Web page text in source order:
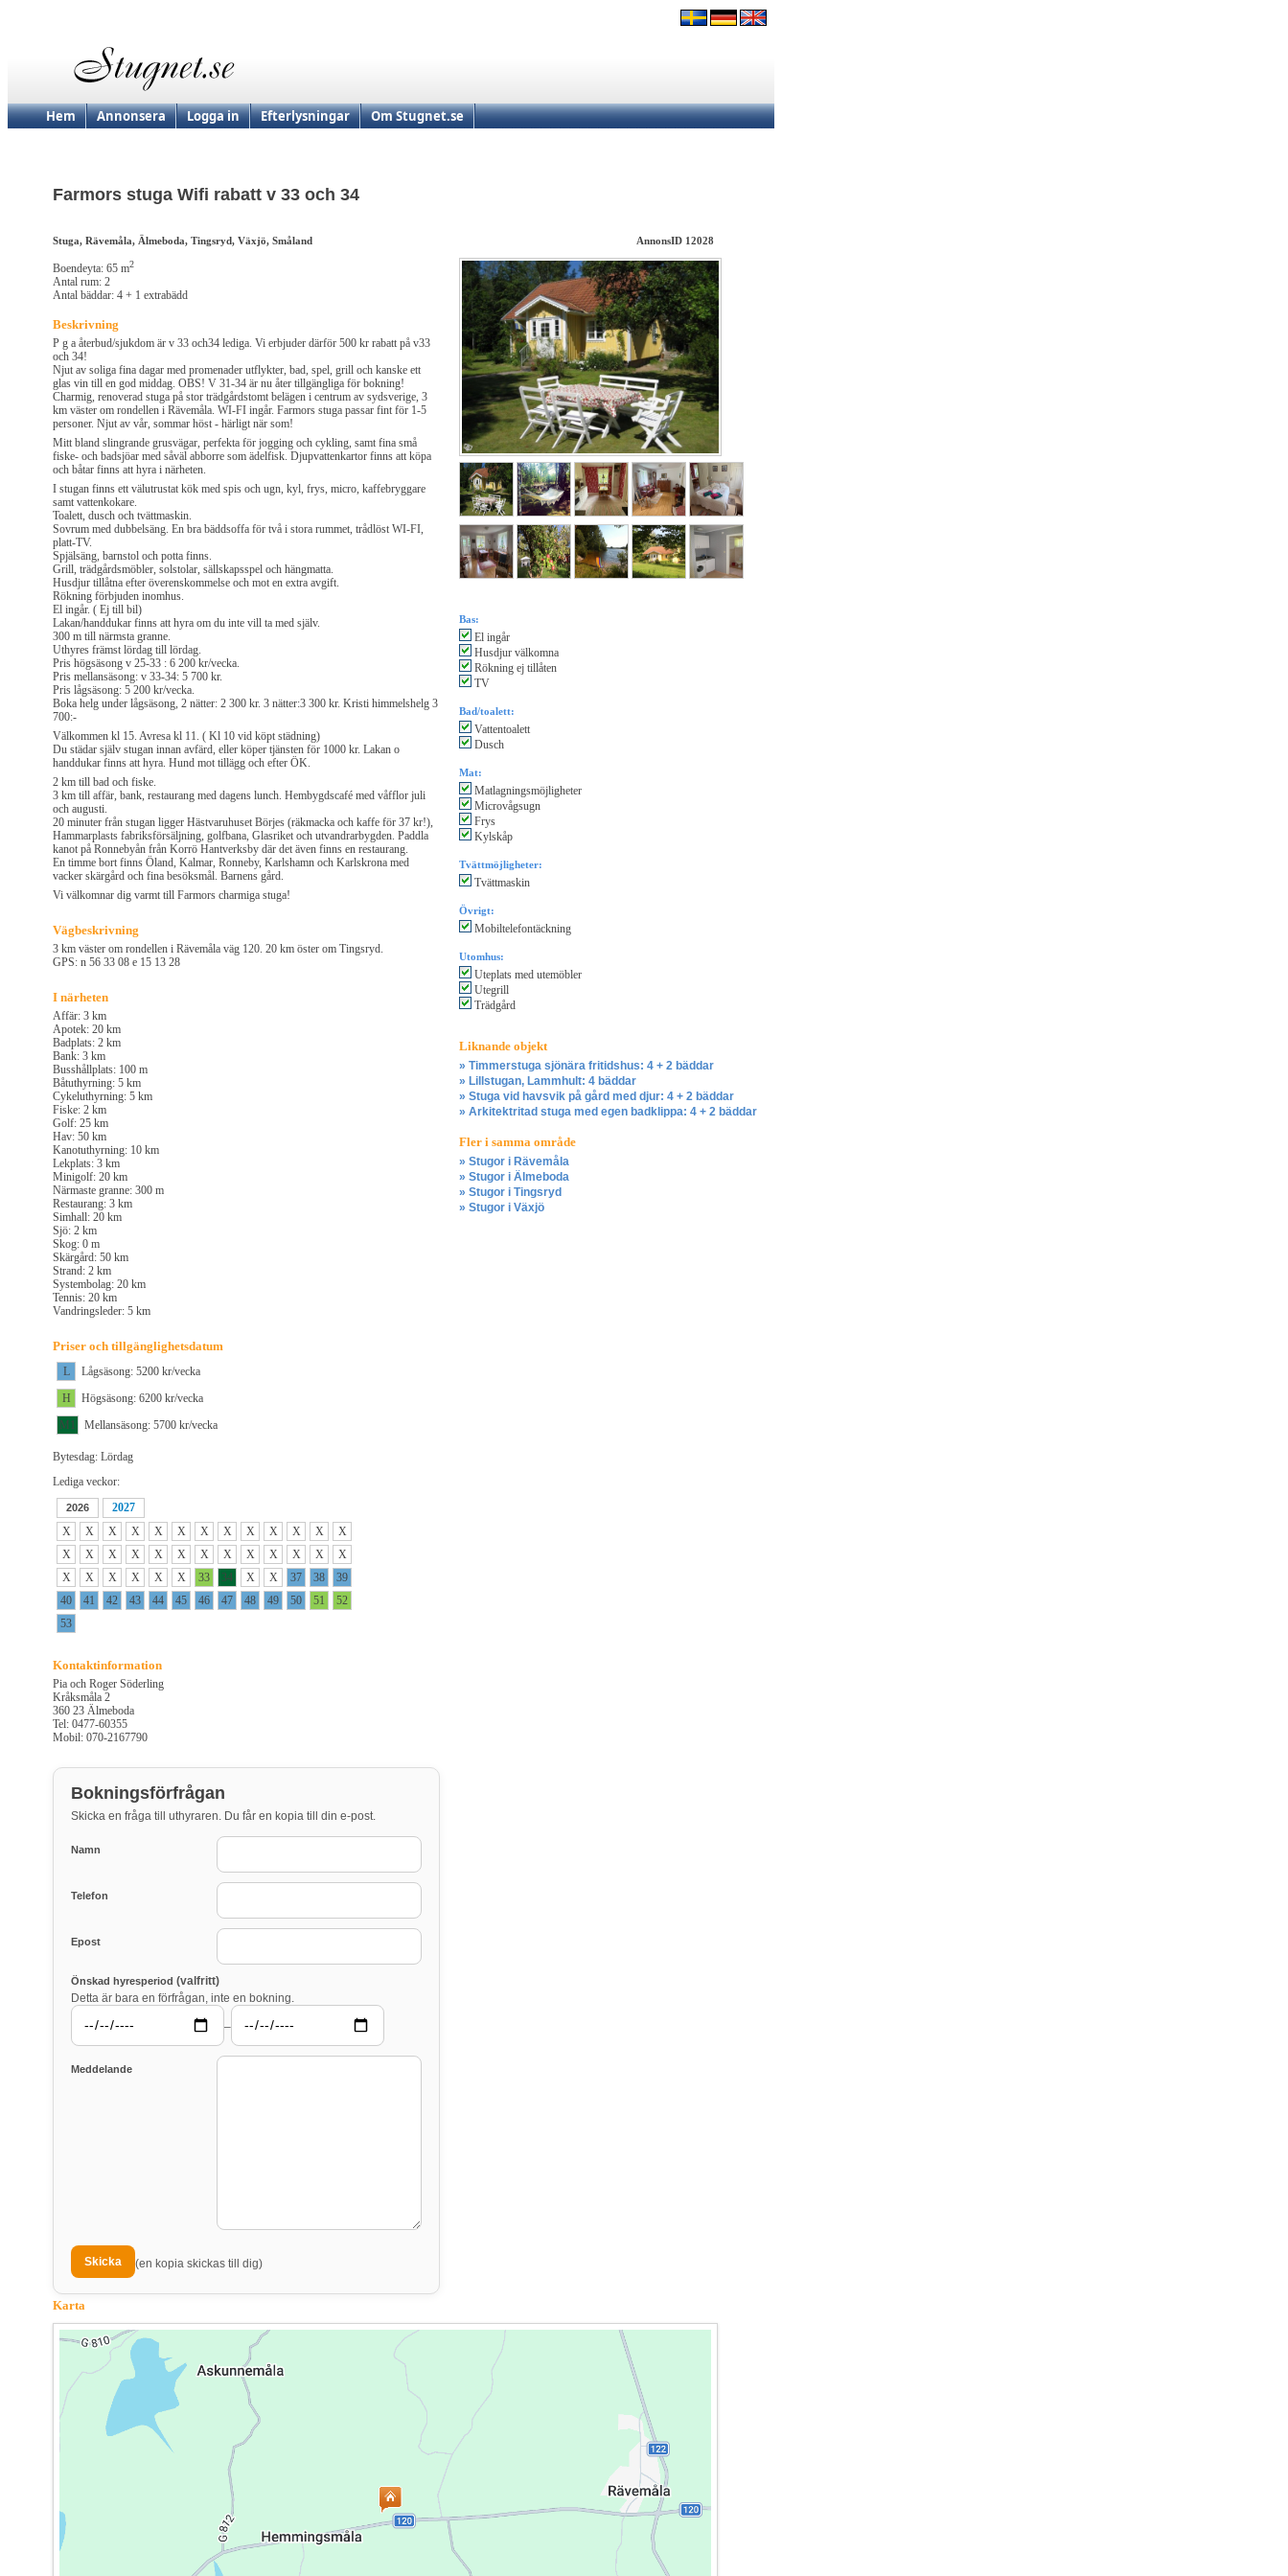
Hem Annonsera Logga in Efterlysningar Om Stugnet.se
Farmors stuga Wifi rabatt v 33 och 34
Stuga, Rävemåla, Älmeboda, Tingsryd, Växjö, Småland AnnonsID 12028
Boendeyta: 65 m2
Antal rum: 2
Antal bäddar: 4 + 1 extrabädd
Beskrivning
P g a återbud/sjukdom är v 33 och34 lediga. Vi erbjuder därför 500 kr rabatt på v33
och 34!
Njut av soliga fina dagar med promenader utflykter, bad, spel, grill och kanske ett
glas vin till en god middag. OBS! V 31-34 är nu åter tillgängliga för bokning!
Charmig, renoverad stuga på stor trädgårdstomt belägen i centrum av sydsverige, 3
km väster om rondellen i Rävemåla. WI-FI ingår. Farmors stuga passar fint för 1-5
personer. Njut av vår, sommar höst - härligt när som!
Mitt bland slingrande grusvägar, perfekta för jogging och cykling, samt fina små
fiske- och badsjöar med såväl abborre som ädelfisk. Djupvattenkartor finns att köpa
och båtar finns att hyra i närheten.
I stugan finns ett välutrustat kök med spis och ugn, kyl, frys, micro, kaffebryggare
samt vattenkokare.
Toalett, dusch och tvättmaskin.
Sovrum med dubbelsäng. En bra bäddsoffa för två i stora rummet, trådlöst WI-FI,
platt-TV.
Spjälsäng, barnstol och potta finns.
Grill, trädgårdsmöbler, solstolar, sällskapsspel och hängmatta.
Husdjur tillåtna efter överenskommelse och mot en extra avgift.
Rökning förbjuden inomhus.
El ingår. ( Ej till bil)
Lakan/handdukar finns att hyra om du inte vill ta med själv.
300 m till närmsta granne.
Uthyres främst lördag till lördag.
Pris högsäsong v 25-33 : 6 200 kr/vecka.
Pris mellansäsong: v 33-34: 5 700 kr.
Pris lågsäsong: 5 200 kr/vecka.
Boka helg under lågsäsong, 2 nätter: 2 300 kr. 3 nätter:3 300 kr. Kristi himmelshelg 3
700:-
Välkommen kl 15. Avresa kl 11. ( Kl 10 vid köpt städning)
Du städar själv stugan innan avfärd, eller köper tjänsten för 1000 kr. Lakan o
handdukar finns att hyra. Hund mot tillägg och efter ÖK.
2 km till bad och fiske.
3 km till affär, bank, restaurang med dagens lunch. Hembygdscafé med våfflor juli
och augusti.
20 minuter från stugan ligger Hästvaruhuset Börjes (räkmacka och kaffe för 37 kr!),
Hammarplasts fabriksförsäljning, golfbana, Glasriket och utvandrarbygden. Paddla
kanot på Ronnebyån från Korrö Hantverksby där det även finns en restaurang.
En timme bort finns Öland, Kalmar, Ronneby, Karlshamn och Karlskrona med
vacker skärgård och fina besöksmål. Barnens gård.
Vi välkomnar dig varmt till Farmors charmiga stuga!
Vägbeskrivning
3 km väster om rondellen i Rävemåla väg 120. 20 km öster om Tingsryd.
GPS: n 56 33 08 e 15 13 28
I närheten
Affär: 3 km
Apotek: 20 km
Badplats: 2 km
Bank: 3 km
Busshållplats: 100 m
Båtuthyrning: 5 km
Cykeluthyrning: 5 km
Fiske: 2 km
Golf: 25 km
Hav: 50 km
Kanotuthyrning: 10 km
Lekplats: 3 km
Minigolf: 20 km
Närmaste granne: 300 m
Restaurang: 3 km
Simhall: 20 km
Sjö: 2 km
Skog: 0 m
Skärgård: 50 km
Strand: 2 km
Systembolag: 20 km
Tennis: 20 km
Vandringsleder: 5 km
Priser och tillgänglighetsdatum
L
Lågsäsong: 5200 kr/vecka
H
Högsäsong: 6200 kr/vecka
M1
Mellansäsong: 5700 kr/vecka
Bytesdag: Lördag
Lediga veckor:
2026
2027
X
X X X X X X X X X X X
X
X
X X X X X X X X X X X
X
X
X X X X X 33 34 X X 37 38
39
40
41 42 43 44 45 46 47 48 49 50 51
52
53
Kontaktinformation
Pia och Roger Söderling
Kråksmåla 2
360 23 Älmeboda
Tel: 0477-60355
Mobil: 070-2167790
Bokningsförfrågan
Skicka en fråga till uthyraren. Du får en kopia till din e-post.
Namn
Telefon
Epost
Önskad hyresperiod (valfritt)
Detta är bara en förfrågan, inte en bokning.
–
Meddelande
(en kopia skickas till dig)
Bas:
El ingår
Husdjur välkomna
Rökning ej tillåten
TV
Bad/toalett:
Vattentoalett
Dusch
Mat:
Matlagningsmöjligheter
Microvågsugn
Frys
Kylskåp
Tvättmöjligheter:
Tvättmaskin
Övrigt:
Mobiltelefontäckning
Utomhus:
Uteplats med utemöbler
Utegrill
Trädgård
Liknande objekt
» Timmerstuga sjönära fritidshus: 4 + 2 bäddar
» Lillstugan, Lammhult: 4 bäddar
» Stuga vid havsvik på gård med djur: 4 + 2 bäddar
» Arkitektritad stuga med egen badklippa: 4 + 2 bäddar
Fler i samma område
» Stugor i Rävemåla
» Stugor i Älmeboda
» Stugor i Tingsryd
» Stugor i Växjö
Karta